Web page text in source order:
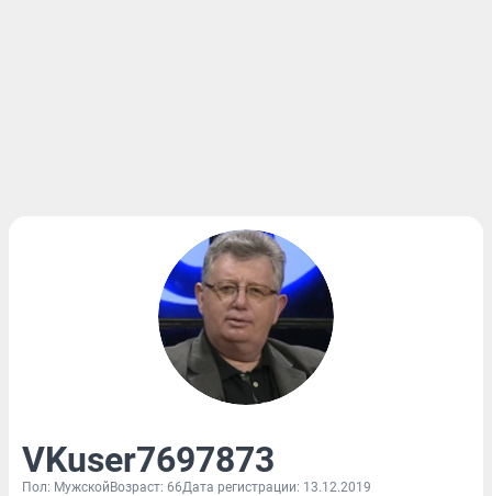
VKuser7697873
Пол: Мужской Возраст: 66Дата регистрации: 13.12.2019